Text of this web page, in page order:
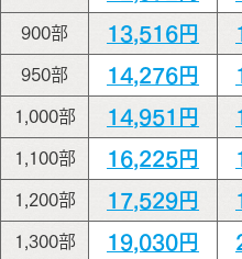
900部 13,516円
950部 14,276円
1,000部 14,951円
1,100部 16,225円
1,200部 17,529円
1,300部 19,030円